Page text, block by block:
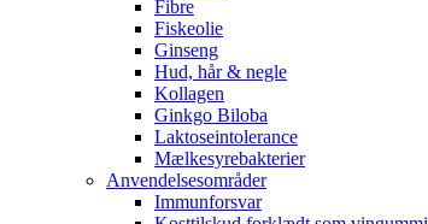
Fibre
Fiskeolie
Ginseng
Hud, hår & negle
Kollagen
Ginkgo Biloba
Laktoseintolerance
Mælkesyrebakterier
Anvendelsesområder
Immunforsvar